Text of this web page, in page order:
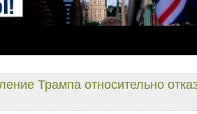
Трампа относительно